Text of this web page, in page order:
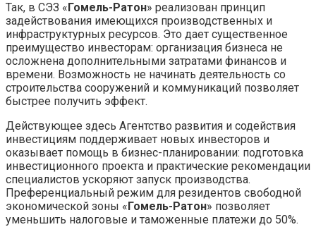
Так, в СЭЗ «Гомель-Ратон» реализован принцип
задействования имеющихся производственных и
инфраструктурных ресурсов. Это дает существенное
преимущество инвесторам: организация бизнеса не
осложнена дополнительными затратами финансов и
времени. Возможность не начинать деятельность со
строительства сооружений и коммуникаций позволяет
быстрее получить эффект.
Действующее здесь Агентство развития и содействия
инвестициям поддерживает новых инвесторов и
оказывает помощь в бизнес-планировании: подготовка
инвестиционного проекта и практические рекомендации
специалистов ускоряют запуск производства.
Преференциальный режим для резидентов свободной
экономической зоны «Гомель-Ратон» позволяет
уменьшить налоговые и таможенные платежи до 50%.